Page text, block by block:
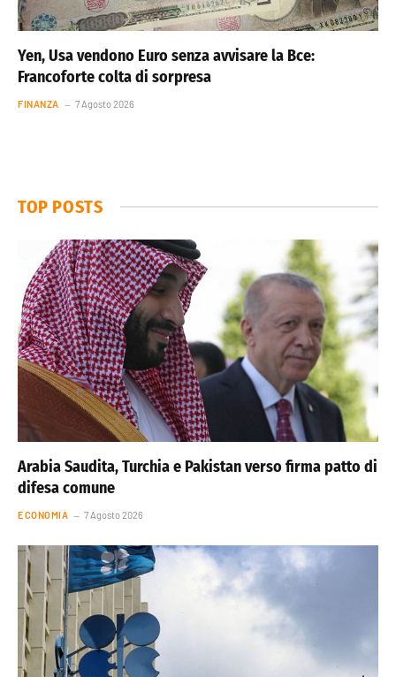
Yen, Usa vendono Euro senza avvisare la Bce:
Francoforte colta di sorpresa
FINANZA 7 Agosto 2026
TOP POSTS
Arabia Saudita, Turchia e Pakistan verso firma patto di
difesa comune
ECONOMIA 7 Agosto 2026